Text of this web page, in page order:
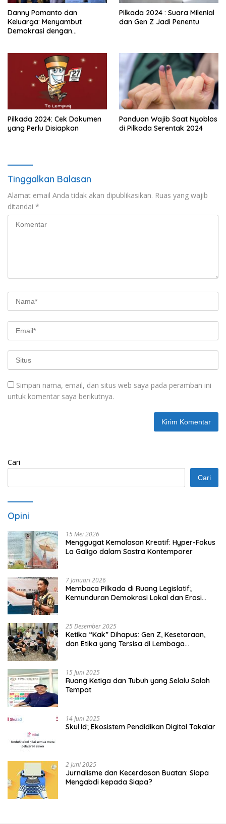
Danny Pomanto dan
Keluarga: Menyambut
Demokrasi dengan
Pilkada 2024 : Suara Milenial
dan Gen Z Jadi Penentu
Pilkada 2024: Cek Dokumen
yang Perlu Disiapkan
Panduan Wajib Saat Nyoblos
di Pilkada Serentak 2024
Tinggalkan Balasan
Alamat email Anda tidak akan dipublikasikan. Ruas yang wajib
ditandai *
Simpan nama, email, dan situs web saya pada peramban ini
untuk komentar saya berikutnya.
Cari
Cari
Opini
15 Mei 2026
Menggugat Kemalasan Kreatif: Hyper-Fokus
La Galigo dalam Sastra Kontemporer
7 Januari 2026
Membaca Pilkada di Ruang Legislatif;
Kemunduran Demokrasi Lokal dan Erosi
25 Desember 2025
Ketika “Kak” Dihapus: Gen Z, Kesetaraan,
dan Etika yang Tersisa di Lembaga
15 Juni 2025
Ruang Ketiga dan Tubuh yang Selalu Salah
Tempat
14 Juni 2025
Skul.Id; Ekosistem Pendidikan Digital Takalar
2 Juni 2025
Jurnalisme dan Kecerdasan Buatan: Siapa
Mengabdi kepada Siapa?